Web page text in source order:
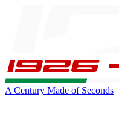
A Century Made of Seconds